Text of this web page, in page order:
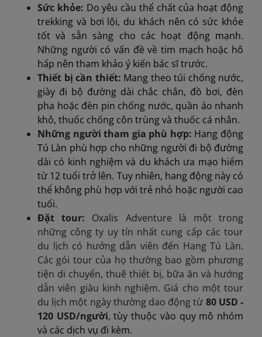
Sức khỏe: Do yêu cầu thể chất của hoạt động
trekking và bơi lội, du khách nên có sức khỏe
tốt và sẵn sàng cho các hoạt động mạnh.
Những người có vấn đề về tim mạch hoặc hô
hấp nên tham khảo ý kiến bác sĩ trước.
Thiết bị cần thiết: Mang theo túi chống nước,
giày đi bộ đường dài chắc chắn, đồ bơi, đèn
pha hoặc đèn pin chống nước, quần áo nhanh
khô, thuốc chống côn trùng và thuốc cá nhân.
Những người tham gia phù hợp: Hang động
Tú Làn phù hợp cho những người đi bộ đường
dài có kinh nghiệm và du khách ưa mạo hiểm
từ 12 tuổi trở lên. Tuy nhiên, hang động này có
thể không phù hợp với trẻ nhỏ hoặc người cao
tuổi.
Đặt tour: Oxalis Adventure là một trong
những công ty uy tín nhất cung cấp các tour
du lịch có hướng dẫn viên đến Hang Tú Làn.
Các gói tour của họ thường bao gồm phương
tiện di chuyển, thuê thiết bị, bữa ăn và hướng
dẫn viên giàu kinh nghiệm. Giá cho một tour
du lịch một ngày thường dao động từ 80 USD -
120 USD/người, tùy thuộc vào quy mô nhóm
và các dịch vụ đi kèm.